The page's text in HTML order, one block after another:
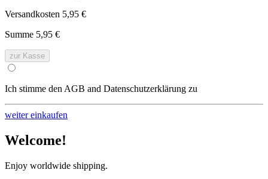
Versandkosten 5,95 €
Summe 5,95 €
zur Kasse
Ich stimme den AGB and Datenschutzerklärung zu
weiter einkaufen
Welcome!
Enjoy worldwide shipping.